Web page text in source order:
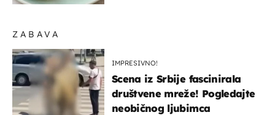
ZABAVA
IMPRESIVNO!
Scena iz Srbije fascinirala
društvene mreže! Pogledajte
neobičnog ljubimca